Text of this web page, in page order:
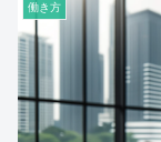
働き方